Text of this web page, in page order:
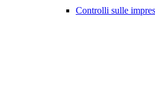
Controlli sulle